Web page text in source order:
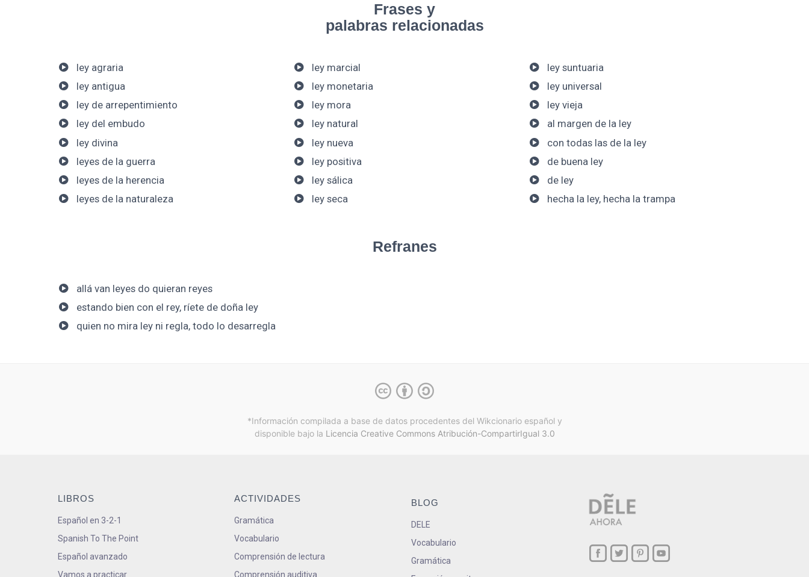
Frases y
palabras relacionadas
ley agraria
ley antigua
ley de arrepentimiento
ley del embudo
ley divina
leyes de la guerra
leyes de la herencia
leyes de la naturaleza
ley marcial
ley monetaria
ley mora
ley natural
ley nueva
ley positiva
ley sálica
ley seca
ley suntuaria
ley universal
ley vieja
al margen de la ley
con todas las de la ley
de buena ley
de ley
hecha la ley, hecha la trampa
Refranes
allá van leyes do quieran reyes
estando bien con el rey, ríete de doña ley
quien no mira ley ni regla, todo lo desarregla
*Información compilada a base de datos procedentes del Wikcionario español y
disponible bajo la Licencia Creative Commons Atribución-CompartirIgual 3.0
LIBROS
Español en 3-2-1
Spanish To The Point
Español avanzado
Vamos a practicar
ACTIVIDADES
Gramática
Vocabulario
Comprensión de lectura
Comprensión auditiva
BLOG
DELE
Vocabulario
Gramática